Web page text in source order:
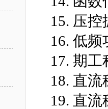
15. 压控
16. 低
17. 期
18. 直
19. 直